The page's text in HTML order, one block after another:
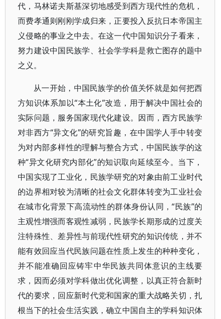
代，马林诺夫斯基深切地感受到西方现代性的危机，
而费孝通则刚刚学成归来，正要投入反抗日本帝国主
义侵略的事业之中去。在这一代中国知识分子看来，
努力建设中国民族学、社会学学科是救亡图存的题中
之义。
从一开始，中国民族学的价值关怀就是如何把西
方知识体系加以“本土化”改造，用于解决中国社会的
实际问题，服务国家现代化建设。因而，西方民族学
对非西方“异文化”的研究旨趣，在中国学人手中转变
为对内部多样性的理解与整合方式，中国民族学的这
种“异文化研究内部化”的知识取向延续至今。当下，
中国实现了工业化，民族学研究的对象由前工业时代
的边界相对较为清晰的社会文化群体转变为工业社会
在城市化背景下高流动性的群体身份认同，“民族”的
主观性增强而客观性减弱，民族学长期形成的过度关
注特殊性、差异性与前现代性研究的知识传统，并不
能有效回应当代民族问题在性质上发生的种种变化，
并不能准确回应铸牢中华民族共同体意识的主线要
求，因而必须对学科做出优化调整，以真正符合新时
代的要求，回应新时代党和国家的重大战略关切，扎
根当下的社会生活实践，确立中国自主的学科知识体